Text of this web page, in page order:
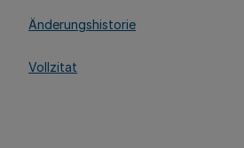
Änderungshistorie
Vollzitat